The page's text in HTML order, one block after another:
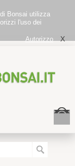
Bonsai utilizza
l'uso dei
Autorizzo
X